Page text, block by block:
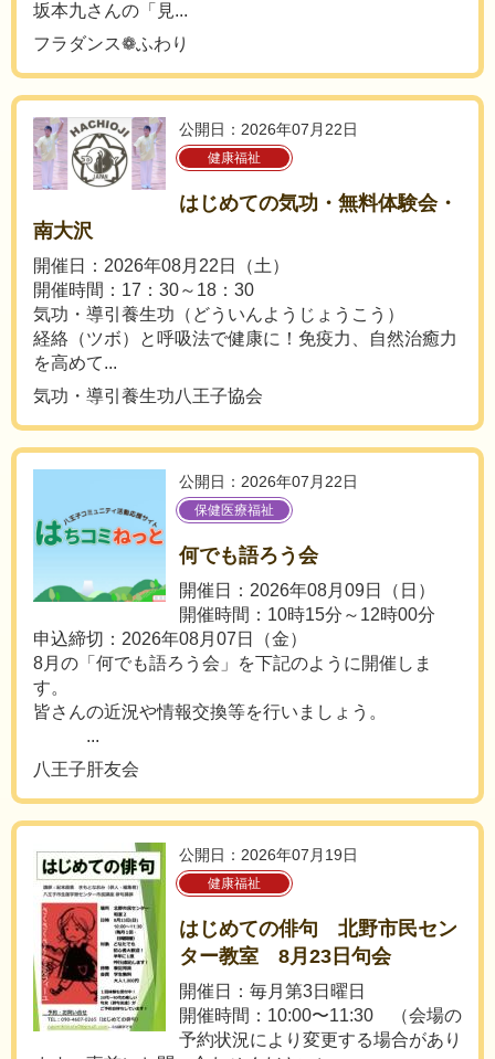
坂本九さんの「見...
フラダンス❁ふわり
公開日：2026年07月22日
健康福祉
はじめての気功・無料体験会・
南大沢
開催日：2026年08月22日（土）
開催時間：17：30～18：30
気功・導引養生功（どういんようじょうこう）
経絡（ツボ）と呼吸法で健康に！免疫力、自然治癒力
を高めて...
気功・導引養生功八王子協会
公開日：2026年07月22日
保健医療福祉
何でも語ろう会
開催日：2026年08月09日（日）
開催時間：10時15分～12時00分
申込締切：2026年08月07日（金）
8月の「何でも語ろう会」を下記のように開催しま
す。
皆さんの近況や情報交換等を行いましょう。
...
八王子肝友会
公開日：2026年07月19日
健康福祉
はじめての俳句 北野市民セン
ター教室 8月23日句会
開催日：毎月第3日曜日
開催時間：10:00〜11:30 （会場の
予約状況により変更する場合があり